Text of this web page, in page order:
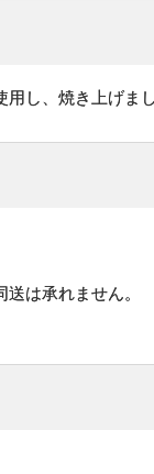
し、焼き上げまし
は承れません。